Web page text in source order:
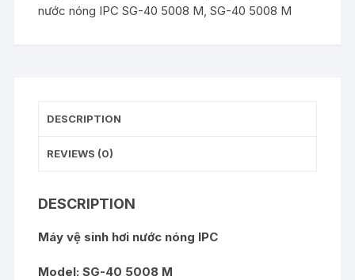
nước nóng IPC SG-40 5008 M,SG-40 5008 M
DESCRIPTION
REVIEWS (0)
DESCRIPTION
Máy vệ sinh hơi nước nóng IPC
Model:SG-40 5008 M